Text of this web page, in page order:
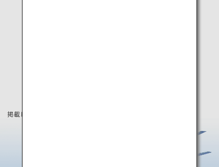
掲載している情報は2019年8月時点の情報です。